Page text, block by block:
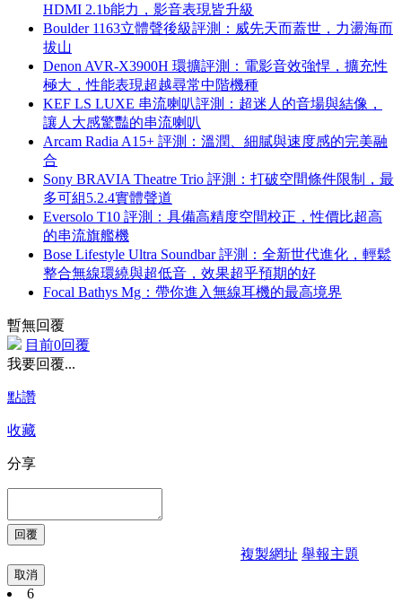
HDMI 2.1b能力，影音表現皆升級
Boulder 1163立體聲後級評測：威先天而蓋世，力盪海而
拔山
Denon AVR-X3900H 環擴評測：電影音效強悍，擴充性
極大，性能表現超越尋常中階機種
KEF LS LUXE 串流喇叭評測：超迷人的音場與結像，
讓人大感驚豔的串流喇叭
Arcam Radia A15+ 評測：溫潤、細膩與速度感的完美融
合
Sony BRAVIA Theatre Trio 評測：打破空間條件限制，最
多可組5.2.4實體聲道
Eversolo T10 評測：具備高精度空間校正，性價比超高
的串流旗艦機
Bose Lifestyle Ultra Soundbar 評測：全新世代進化，輕鬆
整合無線環繞與超低音，效果超乎預期的好
Focal Bathys Mg：帶你進入無線耳機的最高境界
暫無回覆
目前0回覆
我要回覆...
點讚
收藏
分享
複製網址 舉報主題
取消
6